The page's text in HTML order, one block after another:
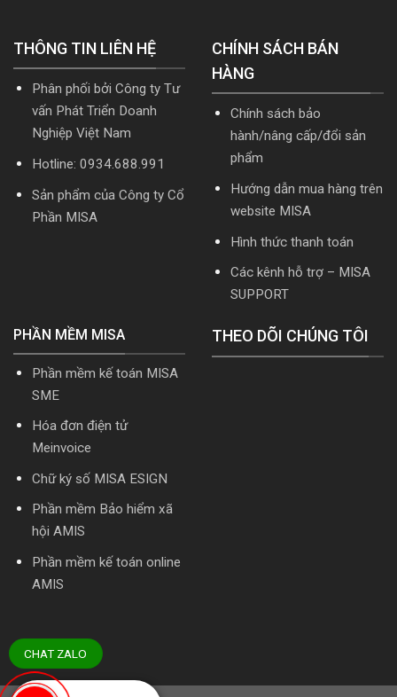
nhất
2026
Download
nhất
2026
THÔNG TIN LIÊN HỆ
Phân phối bởi Công ty Tư
vấn Phát Triển Doanh
Nghiệp Việt Nam
Hotline: 0934.688.991
Sản phẩm của Công ty Cổ
Phần MISA
CHÍNH SÁCH BÁN
HÀNG
Chính sách bảo
hành/nâng cấp/đổi sản
phẩm
Hướng dẫn mua hàng trên
website MISA
Hình thức thanh toán
Các kênh hỗ trợ – MISA
SUPPORT
PHẦN MỀM MISA
Phần mềm kế toán MISA
SME
Hóa đơn điện tử
Meinvoice
Chữ ký số MISA ESIGN
Phần mềm Bảo hiểm xã
hội AMIS
Phần mềm kế toán online
AMIS
THEO DÕI CHÚNG TÔI
CHAT ZALO